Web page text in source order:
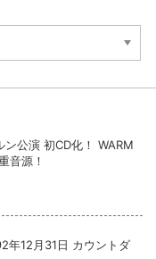
米M.S.G公演 完全
公演 FHD 完全収録！
AM RING 公演 FHD 完
ェフィールド公演 完
公演 初CD化！ WARM
音源！
年12月31日 カウントダ